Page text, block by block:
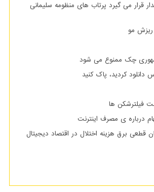
پارس 2 در مدار قرار می گیرد پرتاب های منظومه سلیمانی
مو
چک ممنوع می شود
دانلود کردید، پاک کنید
فیلترشکن ها
درباره ی مصرف اینترنت
قطعی برق هزینه اختلال در اقتصاد دیجیتال